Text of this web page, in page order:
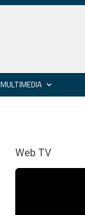
MULTIMEDIA
Web TV